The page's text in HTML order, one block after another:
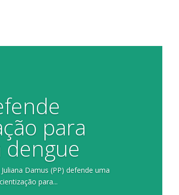
para
dengue
Damus (PP) defende uma
para...